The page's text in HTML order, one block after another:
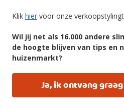
Klik hier voor onze
Wil jij net als 16.000 andere
de hoogte blijven van tips en
huizenmarkt?
Ja, ik ontvang